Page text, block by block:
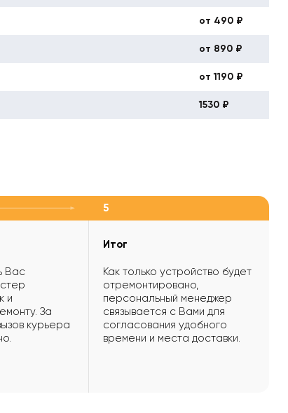
от 490 ₽
от 890 ₽
от 1190 ₽
1530 ₽
Вас
и
За
курьера
5
Итог
Как только устройство будет
отремонтировано,
персональный менеджер
связывается с Вами для
согласования удобного
времени и места доставки.